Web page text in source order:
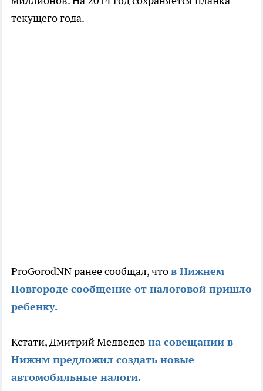
текущего года.
ProGorodNN ранее сообщал, чтов Нижнем
Новгороде сообщение от налоговой пришло
ребенку.
Кстати, Дмитрий Медведев на совещании в
Нижнм предложил создать новые
автомобильные налоги.